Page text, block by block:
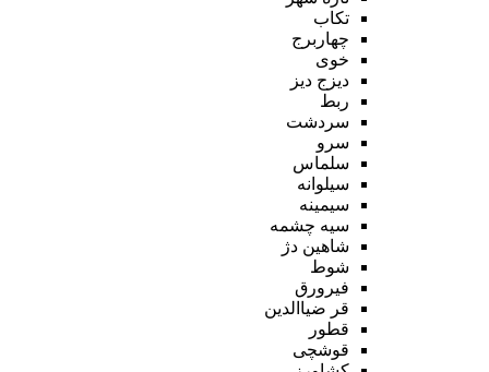
تکاب
چهاربرج
خوی
دیزج دیز
ربط
سردشت
سرو
سلماس
سیلوانه
سیمینه
سیه چشمه
شاهین دژ
شوط
فیرورق
قر ضیاالدین
قطور
قوشچی